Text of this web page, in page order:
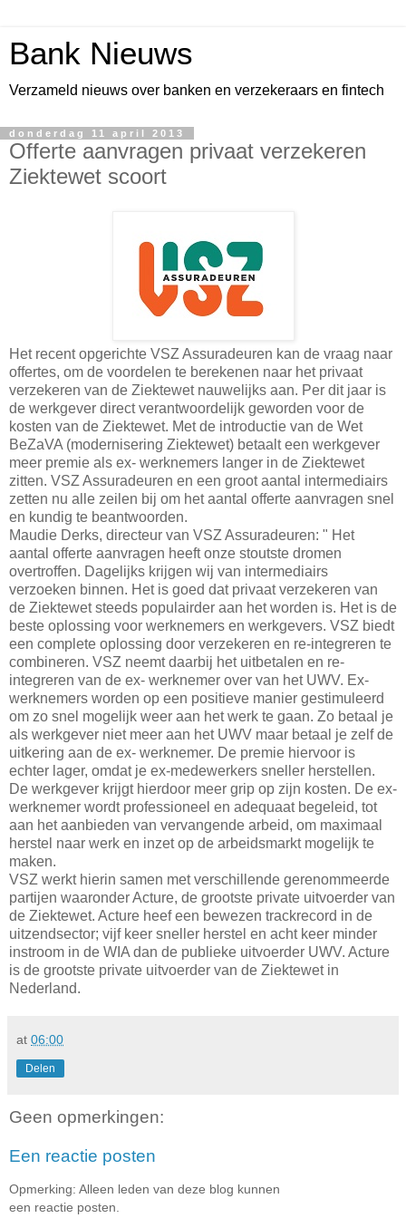
Bank Nieuws
Verzameld nieuws over banken en verzekeraars en fintech
donderdag 11 april 2013
Offerte aanvragen privaat verzekeren
Ziektewet scoort
Het recent opgerichte VSZ Assuradeuren kan de vraag naar
offertes, om de voordelen te berekenen naar het privaat
verzekeren van de Ziektewet nauwelijks aan. Per dit jaar is
de werkgever direct verantwoordelijk geworden voor de
kosten van de Ziektewet. Met de introductie van de Wet
BeZaVA (modernisering Ziektewet) betaalt een werkgever
meer premie als ex- werknemers langer in de Ziektewet
zitten. VSZ Assuradeuren en een groot aantal intermediairs
zetten nu alle zeilen bij om het aantal offerte aanvragen snel
en kundig te beantwoorden.
Maudie Derks, directeur van VSZ Assuradeuren: " Het
aantal offerte aanvragen heeft onze stoutste dromen
overtroffen. Dagelijks krijgen wij van intermediairs
verzoeken binnen. Het is goed dat privaat verzekeren van
de Ziektewet steeds populairder aan het worden is. Het is de
beste oplossing voor werknemers en werkgevers. VSZ biedt
een complete oplossing door verzekeren en re-integreren te
combineren. VSZ neemt daarbij het uitbetalen en re-
integreren van de ex- werknemer over van het UWV. Ex-
werknemers worden op een positieve manier gestimuleerd
om zo snel mogelijk weer aan het werk te gaan. Zo betaal je
als werkgever niet meer aan het UWV maar betaal je zelf de
uitkering aan de ex- werknemer. De premie hiervoor is
echter lager, omdat je ex-medewerkers sneller herstellen.
De werkgever krijgt hierdoor meer grip op zijn kosten. De ex-
werknemer wordt professioneel en adequaat begeleid, tot
aan het aanbieden van vervangende arbeid, om maximaal
herstel naar werk en inzet op de arbeidsmarkt mogelijk te
maken.
VSZ werkt hierin samen met verschillende gerenommeerde
partijen waaronder Acture, de grootste private uitvoerder van
de Ziektewet. Acture heef een bewezen trackrecord in de
uitzendsector; vijf keer sneller herstel en acht keer minder
instroom in de WIA dan de publieke uitvoerder UWV. Acture
is de grootste private uitvoerder van de Ziektewet in
Nederland.
at 06:00
Delen
Geen opmerkingen:
Een reactie posten
Opmerking: Alleen leden van deze blog kunnen
een reactie posten.